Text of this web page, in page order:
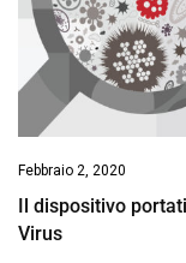
Febbraio 2, 2020
Il dispositivo
Virus